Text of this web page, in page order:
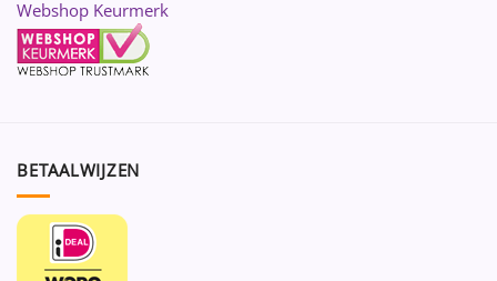
Webshop Keurmerk
BETAALWIJZEN